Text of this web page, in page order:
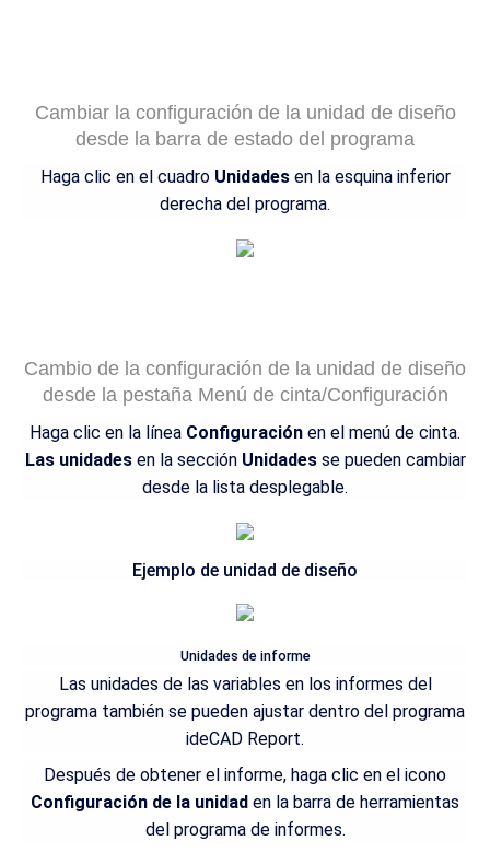
Cambiar la configuración de la unidad de diseño
desde la barra de estado del programa
Haga clic en el cuadro Unidadesen la esquina inferior
derecha del programa.
Cambio de la configuración de la unidad de diseño
desde la pestaña Menú de cinta/Configuración
Haga clic en la línea Configuración en el menú de cinta.
Las unidadesen la sección Unidadesse pueden cambiar
desde la lista desplegable.
Ejemplo de unidad de diseño
Unidades de informe
Las unidades de las variables en los informes del
programa también se pueden ajustar dentro del programa
ideCAD Report.
Después de obtener el informe, haga clic en el icono
Configuración de la unidad en la barra de herramientas
del programa de informes.